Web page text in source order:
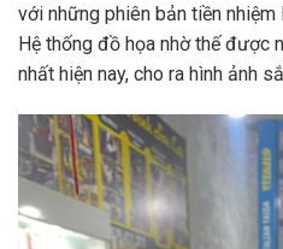
với những phiên bản tiền nhiệm
Hệ thống đồ họa nhờ thế được
nhất hiện nay, cho ra hình ảnh